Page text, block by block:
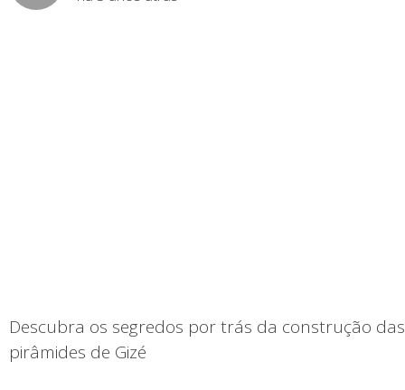
Descubra os segredos por trás da construção das
pirâmides de Gizé